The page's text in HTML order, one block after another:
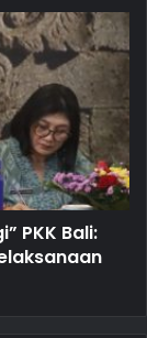
PKK Bali: